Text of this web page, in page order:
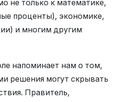
не только к математике,
проценты), экономике,
и многим другим
напоминает нам о том,
решения могут скрывать
Правитель,